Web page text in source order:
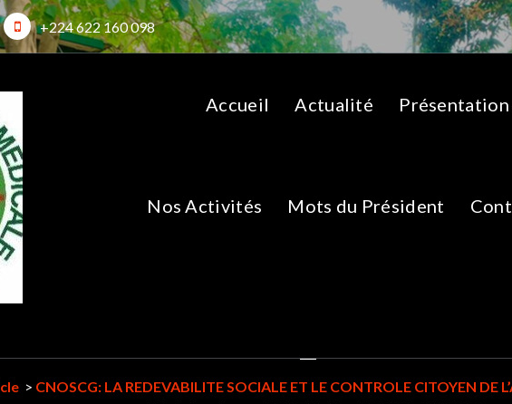
+224 622 160 098
Accueil Actualité Présentation
Nos Activités Mots du Président
WhatsApp-Image-2023-
> CNOSCG: LA REDEVABILITE SOCIALE ET LE CONTROLE CITOYEN DE